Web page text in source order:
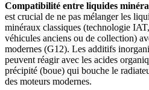
Compatibilité entre liquides
est crucial de ne pas mélanger les
minéraux classiques (technologie
véhicules anciens ou de collection)
modernes (G12). Les additifs
peuvent réagir avec les acides
précipité (boue) qui bouche le
des moteurs modernes.